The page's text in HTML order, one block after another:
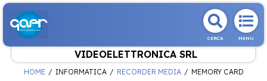
CERCA MENU
VIDEOELETTRONICA SRL
HOME INFORMATICA RECORDER MEDIA MEMORY CARD